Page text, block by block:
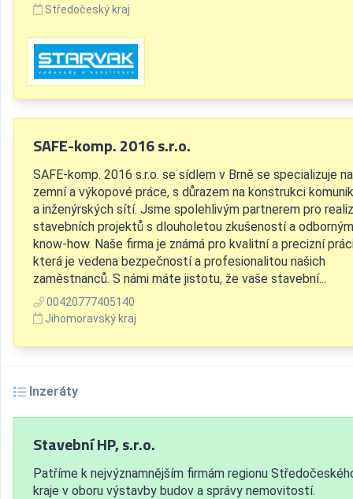
Středočeský kraj
SAFE-komp. 2016 s.r.o.
SAFE-komp. 2016 s.r.o. se sídlem v Brně se specializuje na
zemní a výkopové práce, s důrazem na konstrukci
a inženýrských sítí. Jsme spolehlivým partnerem pro
stavebních projektů s dlouholetou zkušeností a odborným
know-how. Naše firma je známá pro kvalitní a precizní
která je vedena bezpečností a profesionalitou našich
zaměstnanců. S námi máte jistotu, že vaše stavební...
00420777405140
Jihomoravský kraj
Inzeráty
Stavební HP, s.r.o.
Patříme k nejvýznamnějším firmám regionu
kraje v oboru výstavby budov a správy nemovitostí.